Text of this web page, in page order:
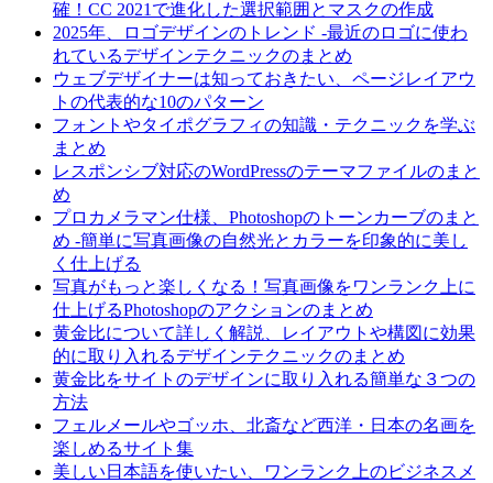
確！CC 2021で進化した選択範囲とマスクの作成
2025年、ロゴデザインのトレンド -最近のロゴに使わ
れているデザインテクニックのまとめ
ウェブデザイナーは知っておきたい、ページレイアウ
トの代表的な10のパターン
フォントやタイポグラフィの知識・テクニックを学ぶ
まとめ
レスポンシブ対応のWordPressのテーマファイルのまと
め
プロカメラマン仕様、Photoshopのトーンカーブのまと
め -簡単に写真画像の自然光とカラーを印象的に美し
く仕上げる
写真がもっと楽しくなる！写真画像をワンランク上に
仕上げるPhotoshopのアクションのまとめ
黄金比について詳しく解説、レイアウトや構図に効果
的に取り入れるデザインテクニックのまとめ
黄金比をサイトのデザインに取り入れる簡単な３つの
方法
フェルメールやゴッホ、北斎など西洋・日本の名画を
楽しめるサイト集
美しい日本語を使いたい、ワンランク上のビジネスメ